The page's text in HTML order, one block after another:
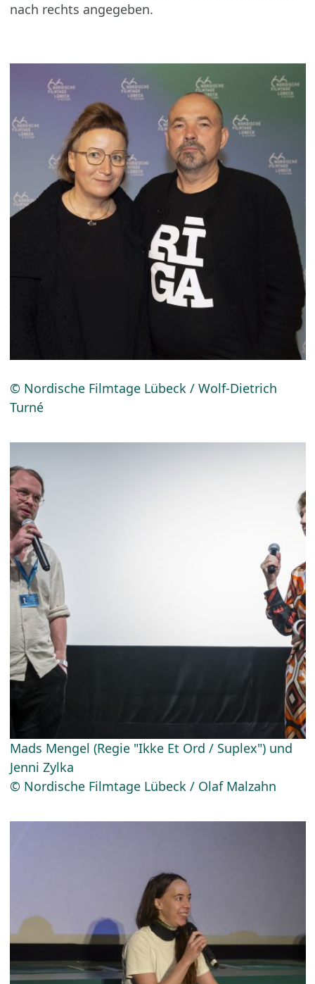
nach rechts angegeben.
© Nordische Filmtage Lübeck / Wolf-Dietrich
Turné
Mads Mengel (Regie "Ikke Et Ord / Suplex") und
Jenni Zylka
© Nordische Filmtage Lübeck / Olaf Malzahn